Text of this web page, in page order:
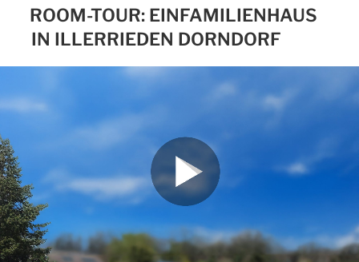
ROOM-TOUR: EINFAMILIENHAUS
IN ILLERRIEDEN DORNDORF